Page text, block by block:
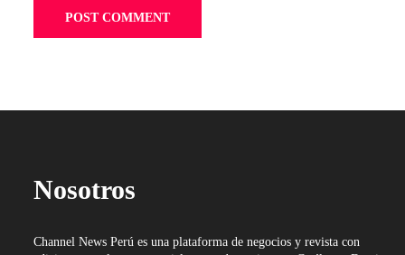
Nosotros
Channel News Perú es una plataforma de negocios y revista con